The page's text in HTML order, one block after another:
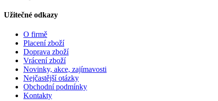
Užitečné odkazy
O firmě
Placení zboží
Doprava zboží
Vrácení zboží
Novinky, akce, zajímavosti
Nejčastější otázky
Obchodní podmínky
Kontakty